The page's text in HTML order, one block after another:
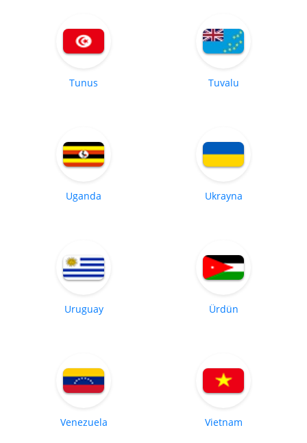
Tunus Tuvalu
Uganda Ukrayna
Uruguay Ürdün
Venezuela Vietnam